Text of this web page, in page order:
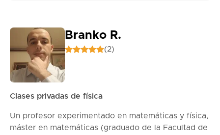
Branko R.
(2)
Clases privadas de física
Un profesor experimentado en matemáticas y física,
máster en matemáticas (graduado de la Facultad de